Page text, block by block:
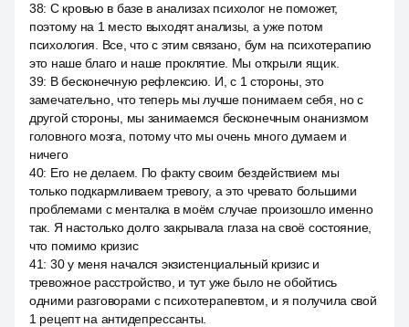
38: С кровью в базе в анализах психолог не поможет,
поэтому на 1 место выходят анализы, а уже потом
психология. Все, что с этим связано, бум на психотерапию
это наше благо и наше проклятие. Мы открыли ящик.
39: В бесконечную рефлексию. И, с 1 стороны, это
замечательно, что теперь мы лучше понимаем себя, но с
другой стороны, мы занимаемся бесконечным онанизмом
головного мозга, потому что мы очень много думаем и
ничего
40: Его не делаем. По факту своим бездействием мы
только подкармливаем тревогу, а это чревато большими
проблемами с менталка в моём случае произошло именно
так. Я настолько долго закрывала глаза на своё состояние,
что помимо кризис
41: 30 у меня начался экзистенциальный кризис и
тревожное расстройство, и тут уже было не обойтись
одними разговорами с психотерапевтом, и я получила свой
1 рецепт на антидепрессанты.